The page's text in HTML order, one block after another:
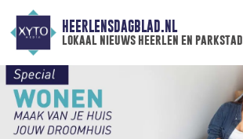
HEERLENSDAGBLAD.NL
lokaal nieuws heerlen en parkstad